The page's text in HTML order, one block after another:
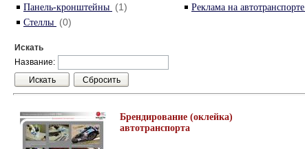
Панель-кронштейны (1) Реклама на автотранспорте
Стеллы (0)
Искать
Название:
Брендирование (оклейка)
автотранспорта